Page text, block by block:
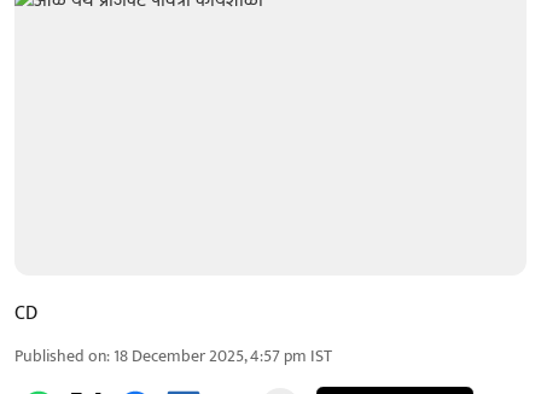
CD
Published on:18 December 2025, 4:57 pm IST